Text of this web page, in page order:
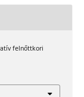
felnőttkori